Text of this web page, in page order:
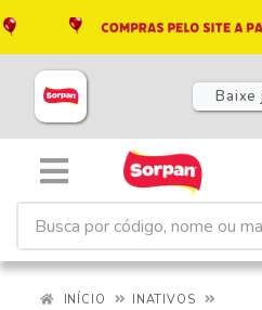
Baixe
INÍCIO
INATIVOS